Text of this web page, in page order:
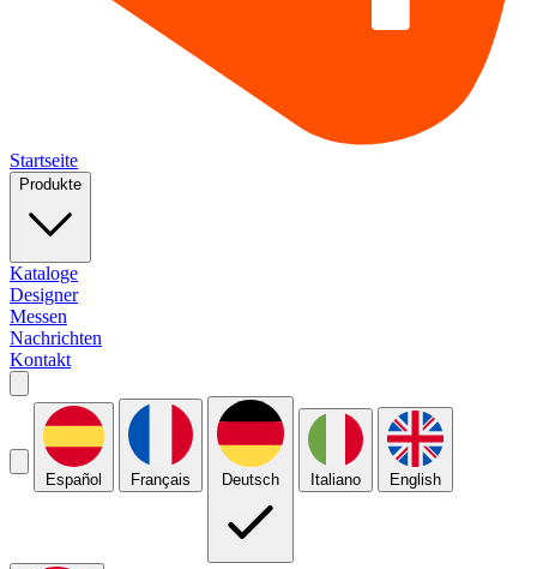
Startseite
Produkte
Kataloge
Designer
Messen
Nachrichten
Kontakt
Español Français Deutsch Italiano English